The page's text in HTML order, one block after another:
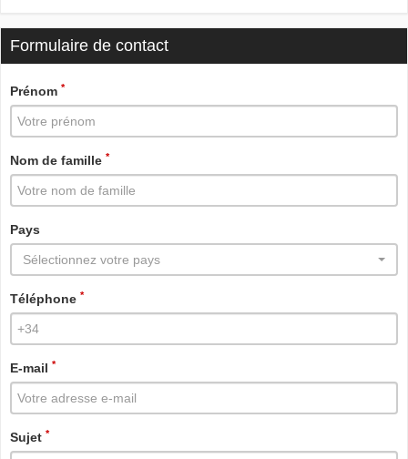
Formulaire de contact
Prénom *
Nom de famille *
Pays
Sélectionnez votre pays
Téléphone *
E-mail *
Sujet *